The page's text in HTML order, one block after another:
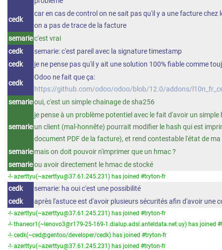
cedk
car en cas de control on ne sait pas qu'il y a une facture chez
on a pas de trace de la facture
semariec'est vrai
cedk
semarie: c'est pareil avec la signature timestamp
cedk
je ne pense pas qu'il y ait une solution 100% fiable comme
cedk
Odoo ne fait que ça:
https://github.com/odoo/odoo/blob/12.0/addons/
semarieoui, c'est un simple chainage de sha256
semarie
je pense à un problème potentiel avec le fait d'avoir un
un client (mal-honnête) pourrait modifier le hash qui est
document PDF de la facture), et rend contestable l'état de
semarie mais on doit pouvoir n'imprimer que un hmac ?
semarieou avoir directement le hmac de stocké
-!- azerttyu(~azerttyu@37.61.245.231) has joined #tryton-fr
cedk
semarie: ha oui c'est une possibilité
cedk
après l'astuce est d'avoir plusieurs sécurités afin d'avoir une
-!- azerttyu(~azerttyu@37.61.245.231) has joined #tryton-fr
-!- thaneor1(~lenovo3@r179-25-169-1.dialup.adsl.anteldata.net.uy) has joined
-!- cedk(~ced@gentoo/developer/cedk) has joined #tryton-fr
-!- azerttyu(~azerttyu@37.61.245.231) has joined #tryton-fr